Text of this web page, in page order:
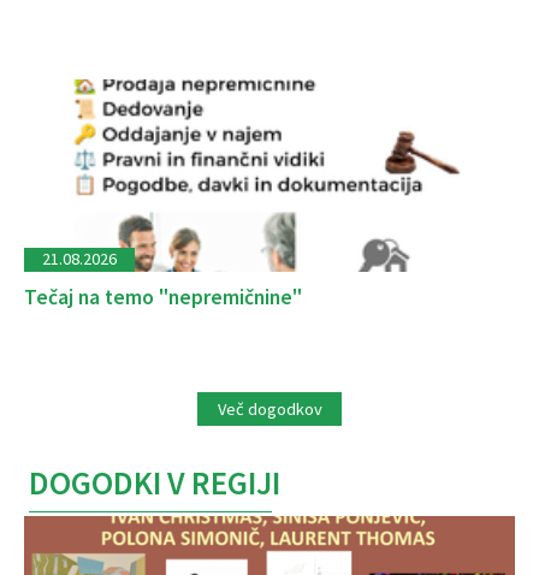
Tečaj na temo "nepremičnine"
21.08.2026
Več dogodkov
DOGODKI V REGIJI